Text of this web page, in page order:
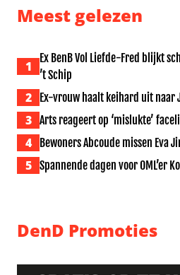
Meest gelezen
1
Ex BenB Vol Liefde-Fred blijkt
’t Schip
2 Ex-vrouw haalt keihard uit naar
3 Arts reageert op ‘mislukte’
4 Bewoners Abcoude missen Eva
5 Spannende dagen voor OML’er
DenD Promoties